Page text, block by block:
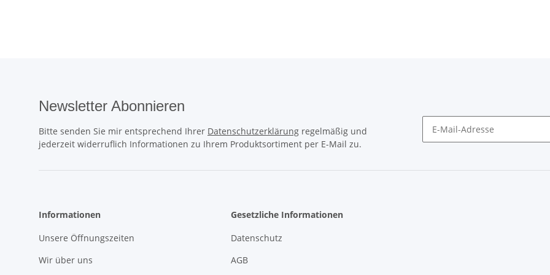
Newsletter Abonnieren
Bitte senden Sie mir entsprechend Ihrer Datenschutzerklärung regelmäßig und
jederzeit widerruflich Informationen zu Ihrem Produktsortiment per E-Mail zu.
Informationen
Unsere Öffnungszeiten
Wir über uns
Gesetzliche Informationen
Datenschutz
AGB